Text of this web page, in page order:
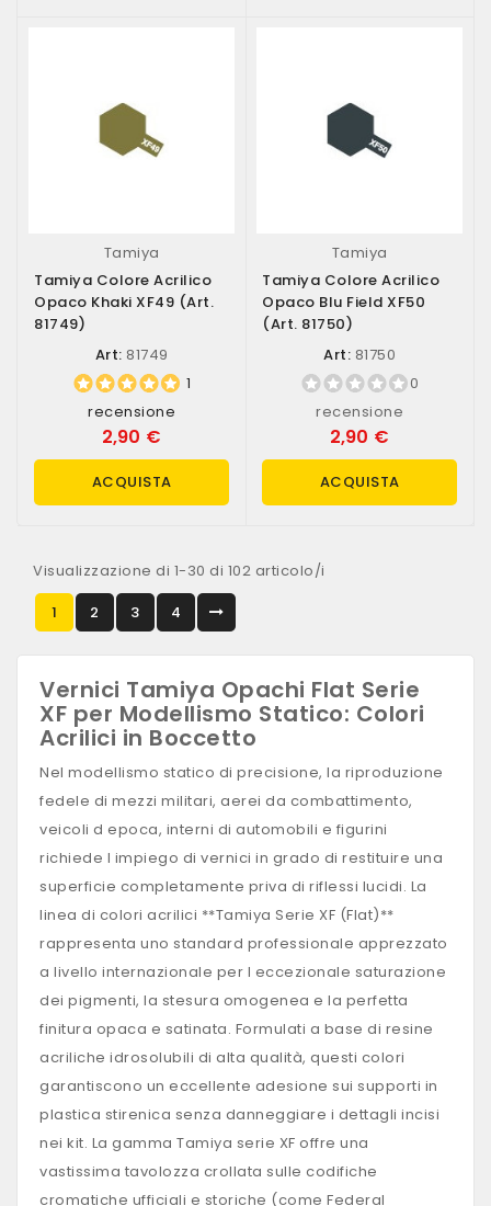
Tamiya
Tamiya Colore Acrilico
Opaco Khaki XF49 (art.
81749)
Art: 81749
1
recensione
2,90 €
ACQUISTA
Tamiya
Tamiya Colore Acrilico
Opaco Blu Field XF50
(art. 81750)
Art: 81750
0
recensione
2,90 €
ACQUISTA
Visualizzazione di 1-30 di 102 articolo/i
1
2 3 4
Vernici Tamiya Opachi Flat Serie
XF per Modellismo Statico: Colori
Acrilici in Boccetto
Nel modellismo statico di precisione, la riproduzione
fedele di mezzi militari, aerei da combattimento,
veicoli d epoca, interni di automobili e figurini
richiede l impiego di vernici in grado di restituire una
superficie completamente priva di riflessi lucidi. La
linea di colori acrilici **Tamiya Serie XF (Flat)**
rappresenta uno standard professionale apprezzato
a livello internazionale per l eccezionale saturazione
dei pigmenti, la stesura omogenea e la perfetta
finitura opaca e satinata. Formulati a base di resine
acriliche idrosolubili di alta qualità, questi colori
garantiscono un eccellente adesione sui supporti in
plastica stirenica senza danneggiare i dettagli incisi
nei kit. La gamma Tamiya serie XF offre una
vastissima tavolozza crollata sulle codifiche
cromatiche ufficiali e storiche (come Federal